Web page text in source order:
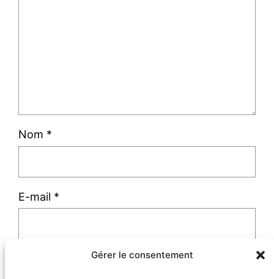
Gérer le consentement
Nom *
E-mail *